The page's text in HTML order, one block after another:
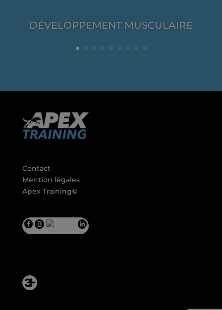
DÉVELOPPEMENT MUSCULAIRE
Contact
Mention légales
Apex Training©